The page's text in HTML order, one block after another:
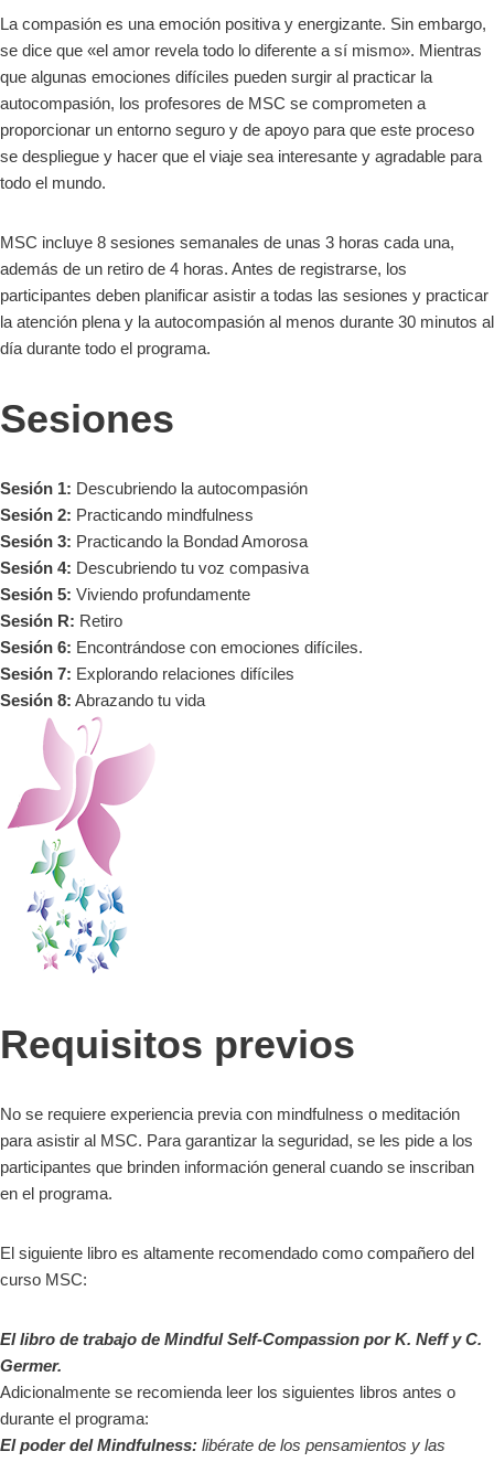
La compasión es una emoción positiva y energizante. Sin embargo,
se dice que «el amor revela todo lo diferente a sí mismo». Mientras
que algunas emociones difíciles pueden surgir al practicar la
autocompasión, los profesores de MSC se comprometen a
proporcionar un entorno seguro y de apoyo para que este proceso
se despliegue y hacer que el viaje sea interesante y agradable para
todo el mundo.
MSC incluye 8 sesiones semanales de unas 3 horas cada una,
además de un retiro de 4 horas. Antes de registrarse, los
participantes deben planificar asistir a todas las sesiones y practicar
la atención plena y la autocompasión al menos durante 30 minutos al
día durante todo el programa.
Sesiones
Sesión 1: Descubriendo la autocompasión
Sesión 2: Practicando mindfulness
Sesión 3: Practicando la Bondad Amorosa
Sesión 4: Descubriendo tu voz compasiva
Sesión 5: Viviendo profundamente
Sesión R: Retiro
Sesión 6: Encontrándose con emociones difíciles.
Sesión 7: Explorando relaciones difíciles
Sesión 8: Abrazando tu vida
Requisitos previos
No se requiere experiencia previa con mindfulness o meditación
para asistir al MSC. Para garantizar la seguridad, se les pide a los
participantes que brinden información general cuando se inscriban
en el programa.
El siguiente libro es altamente recomendado como compañero del
curso MSC:
El libro de trabajo de Mindful Self-Compassion por K. Neff y C.
Germer.
Adicionalmente se recomienda leer los siguientes libros antes o
durante el programa:
El poder del Mindfulness: libérate de los pensamientos y las